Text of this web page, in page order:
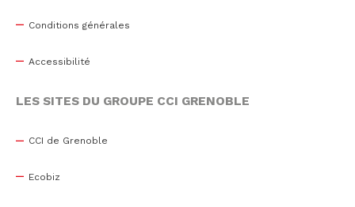
Conditions générales
Accessibilité
LES SITES DU GROUPE CCI GRENOBLE
CCI de Grenoble
Ecobiz